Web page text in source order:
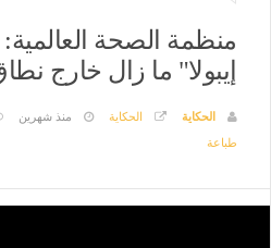
منظمة الصحة
إيبولا" ما زال خارج
الحكاية الحكاية منذ شهرين
طباعة